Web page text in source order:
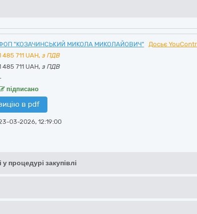
"КОЗАЧИНСЬКИЙ МИКОЛА МИКОЛАЙОВИЧ"
Досьє
485 711 UAH, з ПДВ
485 711 UAH, з ПДВ
підписано
в pdf
03-2026, 12:19:00
процедурі закупівлі